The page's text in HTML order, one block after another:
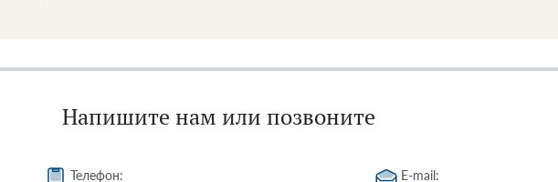
Напишите нам или позвоните
Телефон: E-mail: